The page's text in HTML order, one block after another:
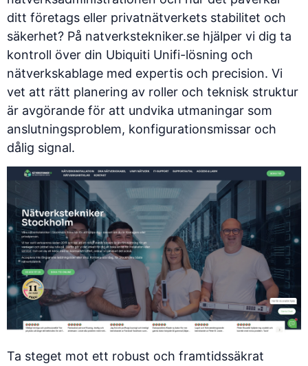
ditt företags eller privatnätverkets stabilitet och
säkerhet? På natverkstekniker.se hjälper vi dig ta
kontroll över din Ubiquiti Unifi-lösning och
nätverkskablage med expertis och precision. Vi
vet att rätt planering av roller och teknisk struktur
är avgörande för att undvika utmaningar som
anslutningsproblem, konfigurationsmissar och
dålig signal.
Ta steget mot ett robust och framtidssäkrat